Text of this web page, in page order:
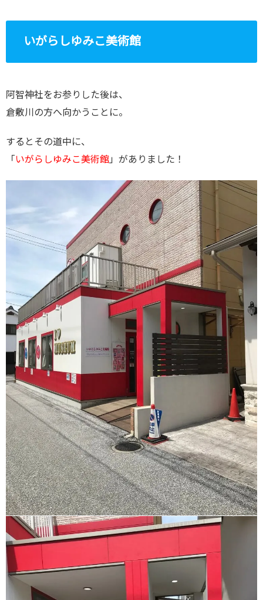
いがらしゆみこ美術館
阿智神社をお参りした後は、
倉敷川の方へ向かうことに。
するとその道中に、
「 いがらしゆみこ美術館 」がありました！